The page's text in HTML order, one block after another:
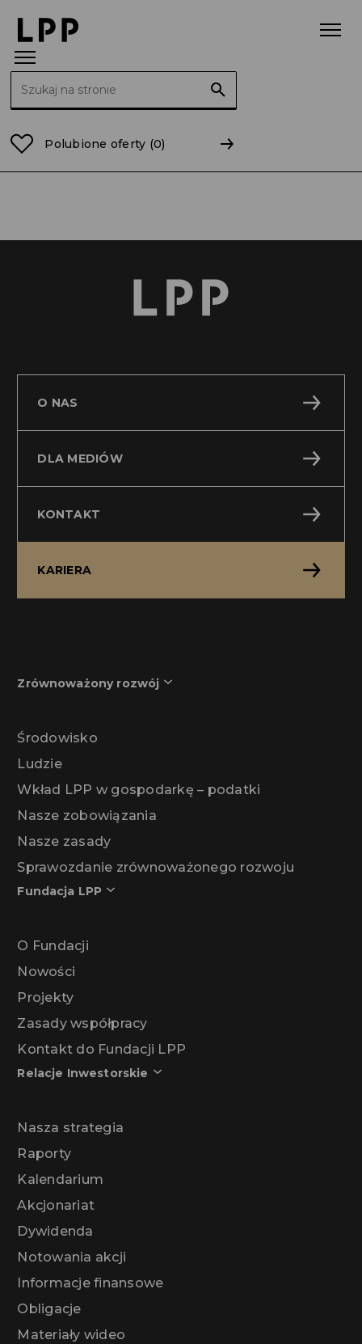
Polubione oferty (0)
Strona główna mazowieckie
O NAS
DLA MEDIÓW
KONTAKT
KARIERA
Zrównoważony rozwój
Środowisko
Ludzie
Wkład LPP w gospodarkę – podatki
Nasze zobowiązania
Nasze zasady
Sprawozdanie zrównoważonego rozwoju
Fundacja LPP
O Fundacji
Nowości
Projekty
Zasady współpracy
Kontakt do Fundacji LPP
Relacje Inwestorskie
Nasza strategia
Raporty
Kalendarium
Akcjonariat
Dywidenda
Notowania akcji
Informacje finansowe
Obligacje
Materiały wideo